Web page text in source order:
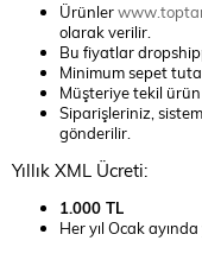
Ürünler
olarak verilir.
Bu fiyatlar
Minimum sepet
Müşteriye tekil
Siparişleriniz,
gönderilir.
Yıllık XML Ücreti:
1.000 TL
Her yıl Ocak